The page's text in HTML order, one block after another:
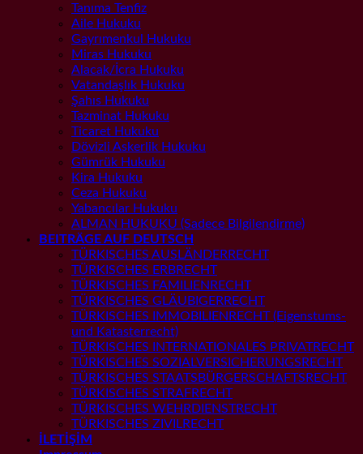
Tanıma Tenfiz
Aile Hukuku
Gayrımenkul Hukuku
Miras Hukuku
Alacak/İcra Hukuku
Vatandaşlık Hukuku
Şahıs Hukuku
Tazminat Hukuku
Ticaret Hukuku
Dövizli Askerlik Hukuku
Gümrük Hukuku
Kira Hukuku
Ceza Hukuku
Yabancılar Hukuku
ALMAN HUKUKU (Sadece Bilgilendirme)
BEITRÄGE AUF DEUTSCH
TÜRKISCHES AUSLÄNDERRECHT
TÜRKISCHES ERBRECHT
TÜRKISCHES FAMILIENRECHT
TÜRKISCHES GLÄUBIGERRECHT
TÜRKISCHES IMMOBILIENRECHT (Eigenstums-
und Katasterrecht)
TÜRKISCHES INTERNATIONALES PRIVATRECHT
TÜRKISCHES SOZIALVERSICHERUNGSRECHT
TÜRKISCHES STAATSBÜRGERSCHAFTSRECHT
TÜRKISCHES STRAFRECHT
TÜRKISCHES WEHRDIENSTRECHT
TÜRKISCHES ZIVILRECHT
İLETİŞİM